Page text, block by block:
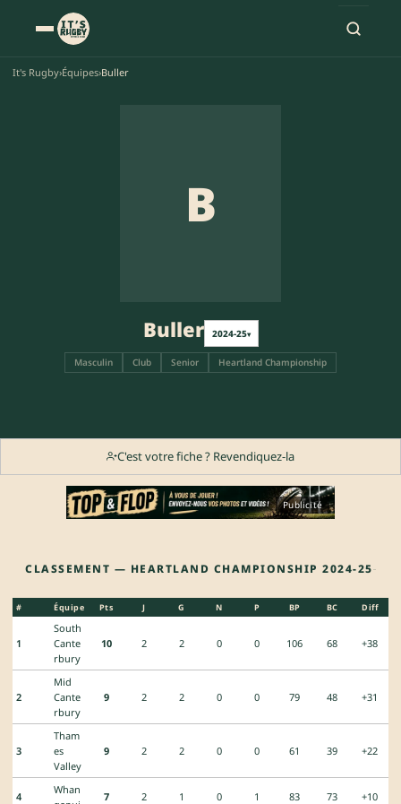
It's Rugby›Équipes›Buller
B
Buller 2024-25▾
Masculin Club Senior Heartland Championship
C'est votre fiche ? Revendiquez-la
Publicité
CLASSEMENT — HEARTLAND CHAMPIONSHIP 2024-25
# Équipe Pts J G N P BP BC Diff
1
South
Cante
rbury
10 2 2 0 0 106 68 +38
2
Mid
Cante
rbury
9 2 2 0 0 79 48 +31
3
Tham
es
Valley
9 2 2 0 0 61 39 +22
4
Whan
7 2 1 0 1 83 73 +10